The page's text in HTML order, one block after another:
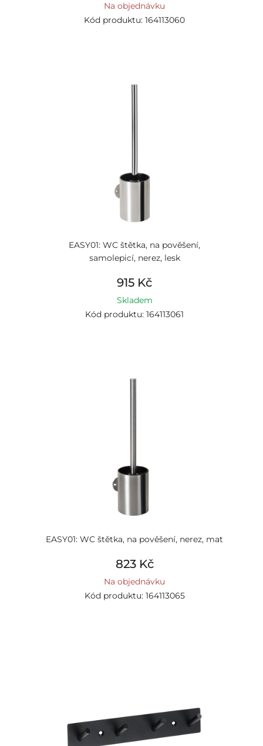
Na objednávku
Kód produktu: 164113060
EASY01: WC štětka, na pověšení,
samolepicí, nerez, lesk
915 Kč
Skladem
Kód produktu: 164113061
EASY01: WC štětka, na pověšení, nerez, mat
823 Kč
Na objednávku
Kód produktu: 164113065